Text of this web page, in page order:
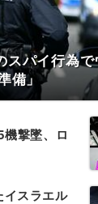
スパイ行為で
備」
撃墜、ロ
イスラエル